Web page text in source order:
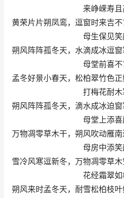
来峥嵘寿且
黄荣片片朔凤鸾，逗窗时来吉
母生保见笑
朔风阵阵孤冬天，水滴成冰逗
母堂前喜不
孟冬好景小春天，松柏翠竹色
打梅花耐木
朔风阵阵孤冬天，滴水成冰迫
母堂上添喜
万物凋零草木干，朔风吹动雁
母房中添笑
雪冷风寒逗新冬，万物凋零草
花经霜翠如
朔风来时孟冬天，耐雪松柏枝